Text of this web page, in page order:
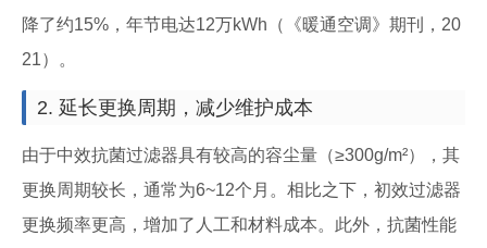
降了约15%，年节电达12万kWh（《暖通空调》期刊，20
21）。
2. 延长更换周期，减少维护成本
由于中效抗菌过滤器具有较高的容尘量（≥300g/m²），其
更换周期较长，通常为6~12个月。相比之下，初效过滤器
更换频率更高，增加了人工和材料成本。此外，抗菌性能